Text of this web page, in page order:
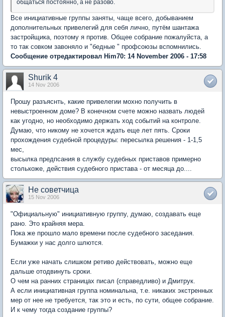
общаться постоянно, а не разово.
Все инициативные группы заняты, чаще всего, добыванием
дополнительных привелегий для себя лично, путём шантажа
застройщика, поэтому я против. Общее собрание пожалуйста, а
то так совком завоняло и "бедные " профсоюзы вспомнились.
Сообщение отредактировал Him70: 14 November 2006 - 17:58
Shurik 4
14 Nov 2006
Прошу разъяснть, какие привелегии мохно получить в
невыстроенном доме? В конечном счете можно назвать людей
как угодно, но необходимо держать ход событий на контроле.
Думаю, что никому не хочется ждать еще лет пять. Сроки
прохождения судебной процедуры: пересылка решения - 1-1,5
мес,
высылка предпсания в службу судебных приставов примерно
столькоже, действия судебного пристава - от месяца до....
Не советчица
15 Nov 2006
"Официальную" инициативную группу, думаю, создавать еще
рано. Это крайняя мера.
Пока же прошло мало времени после судебного заседания.
Бумажки у нас долго шлются.
Если уже начать слишком ретиво действовать, можно еще
дальше отодвинуть сроки.
О чем на ранних страницах писал (справедливо) и Дмитрук.
А если инициативная группа номинальна, т.е. никаких экстренных
мер от нее не требуется, так это и есть, по сути, общее собрание.
И к чему тогда создание группы?